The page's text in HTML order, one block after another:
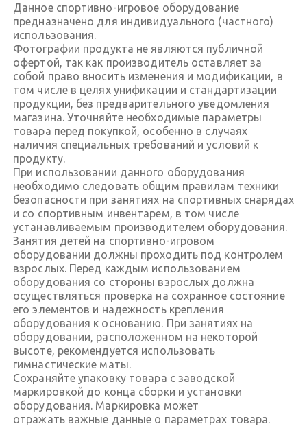
Данное спортивно-игровое оборудование
предназначено для индивидуального (частного)
использования.
Фотографии продукта не являются публичной
офертой, так как производитель оставляет за
собой право вносить изменения и модификации, в
том числе в целях унификации и стандартизации
продукции, без предварительного уведомления
магазина. Уточняйте необходимые параметры
товара перед покупкой, особенно в случаях
наличия специальных требований и условий к
продукту.
При использовании данного оборудования
необходимо следовать общим правилам техники
безопасности при занятиях на спортивных снарядах
и со спортивным инвентарем, в том числе
устанавливаемым производителем оборудования.
Занятия детей на спортивно-игровом
оборудовании должны проходить под контролем
взрослых. Перед каждым использованием
оборудования со стороны взрослых должна
осуществляться проверка на сохранное состояние
его элементов и надежность крепления
оборудования к основанию. При занятиях на
оборудовании, расположенном на некоторой
высоте, рекомендуется использовать
гимнастические маты.
Сохраняйте упаковку товара с заводской
маркировкой до конца сборки и установки
оборудования. Маркировка может
отражать важные данные о параметрах товара.